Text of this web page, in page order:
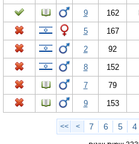
162
9
167
5
92
2
152
8
79
7
153
9
4
5
6
7
>
>>